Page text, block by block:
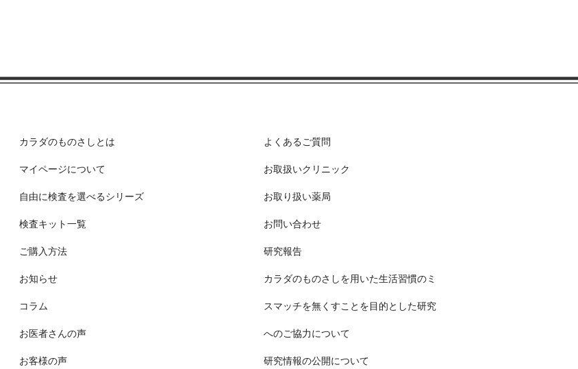
カラダのものさしとは
マイページについて
自由に検査を選べるシリーズ
検査キット一覧
ご購入方法
お知らせ
コラム
お医者さんの声
お客様の声
よくあるご質問
お取扱いクリニック
お取り扱い薬局
お問い合わせ
研究報告
カラダのものさしを用いた生活習慣のミ
スマッチを無くすことを目的とした研究
へのご協力について
研究情報の公開について